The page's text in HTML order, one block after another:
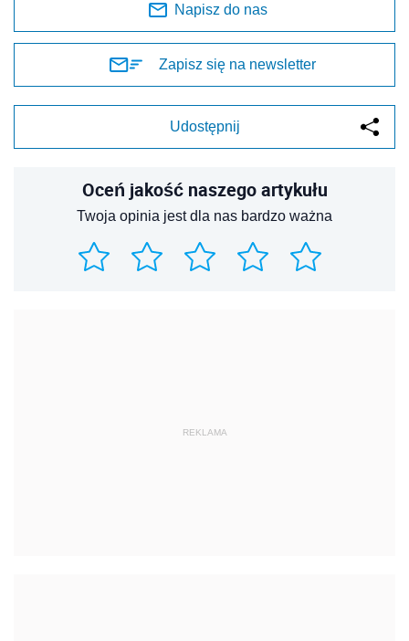
Napisz do nas
Zapisz się na newsletter
Udostępnij
Oceń jakość naszego artykułu
Twoja opinia jest dla nas bardzo ważna
REKLAMA